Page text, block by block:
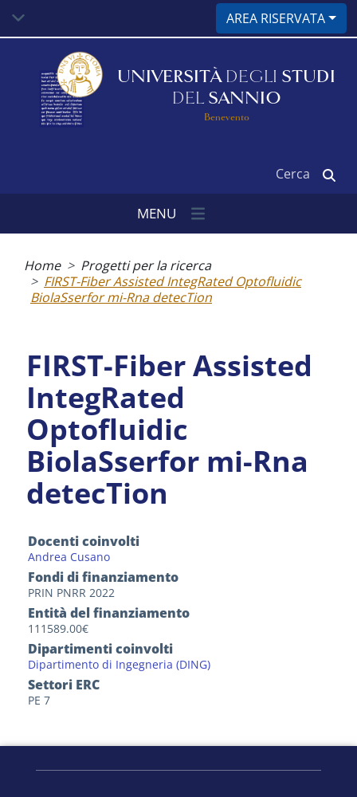
contenuto
AREA RISERVATA
UNIVERSITÀ DEGLI STUDI
DEL SANNIO
Benevento
MENU
pane
Home
Progetti per la ricerca
FIRST-Fiber Assisted IntegRated Optofluidic
BiolaSserfor mi-Rna detecTion
FIRST-Fiber Assisted
IntegRated
Optofluidic
BiolaSserfor mi-Rna
detecTion
Docenti coinvolti
Andrea Cusano
Fondi di finanziamento
PRIN PNRR 2022
Entità del finanziamento
111589.00€
Dipartimenti coinvolti
Dipartimento di Ingegneria (DING)
Settori ERC
PE 7